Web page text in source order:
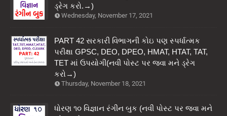
ડ્રેગ કરો.→)
Wednesday, November 17, 2021
PART 42 સરકારી વિભાગની કોઇ પણ સ્પર્ધાત્મક
પરીક્ષા GPSC, DEO, DPEO, HMAT, HTAT, TAT,
TET માં ઉપયોગી(નવી પોસ્ટ પર જવા મને ડ્રેગ
કરો→)
Thursday, November 18, 2021
ધોરણ ૧૦ વિજ્ઞાન રંગીન બુક (નવી પોસ્ટ પર જવા મને